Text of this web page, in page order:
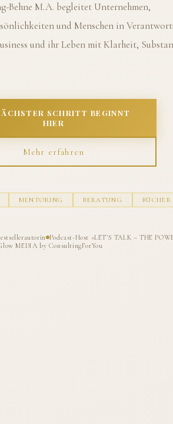
Behne M.A. begleitet Unternehmen,
und Menschen in
und ihr Leben mit Klarheit,
SCHRITT BEGINNT
HIER
Mehr erfahren
MENTORING BERATUNG BÜCHER
Podcast-Host »LET'S TALK – THE
MEDIA by ConsultingForYou